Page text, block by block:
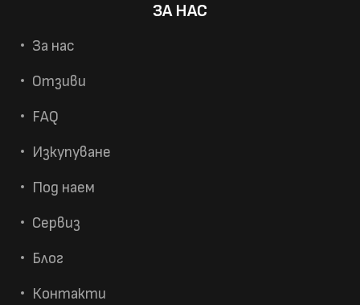
ЗА НАС
За нас
Отзиви
FAQ
Изкупуване
Под наем
Сервиз
Блог
Контакти